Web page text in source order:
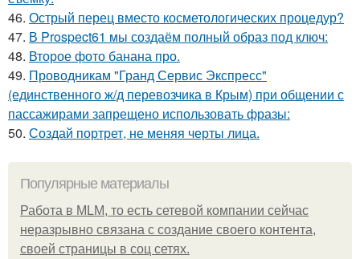
46. Острый перец вместо косметологических процедур?
47. В Prospect61 мы создаём полный образ под ключ:
48. Второе фото банана про.
49. Проводникам "Гранд Сервис Экспресс"
(единственного ж/д перевозчика в Крым) при общении с
пассажирами запрещено использовать фразы:
50. Создай портрет, не меняя черты лица.
Популярные материалы
Работа в MLM, то есть сетевой компании сейчас
неразрывно связана с создание своего контента,
своей страницы в соц сетях.